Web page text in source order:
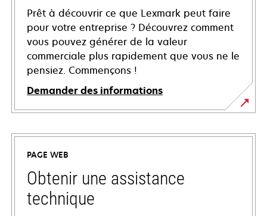
Prêt à découvrir ce que Lexmark peut faire
pour votre entreprise ? Découvrez comment
vous pouvez générer de la valeur
commerciale plus rapidement que vous ne le
pensiez. Commençons !
Demander des informations
PAGE WEB
Obtenir une assistance
technique